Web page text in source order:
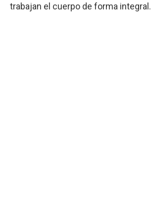
trabajan el cuerpo de forma integral.